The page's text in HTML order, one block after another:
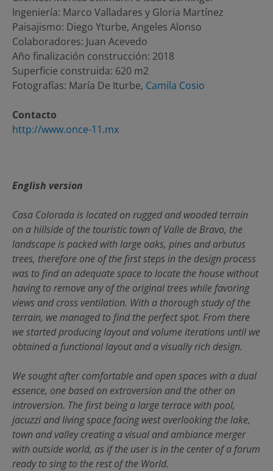
Ingeniería: Marco Valladares y Gloria Martínez
Paisajismo: Diego Yturbe, Angeles Alonso
Colaboradores: Juan Acevedo
Año finalización construcción: 2018
Superficie construida: 620 m2
Fotografías: María De Iturbe, Camila Cosio
Contacto
http://www.once-11.mx
English version
Casa Colorada is located on rugged and wooded terrain
on a hillside of the touristic town of Valle de Bravo, the
landscape is packed with large oaks, pines and arbutus
trees, therefore one of the first steps in the design process
was to find an adequate space to locate the house without
having to remove any of the original trees while favoring
views and cross ventilation. With a thorough study of the
terrain, we managed to find the perfect spot. From there
we started producing layout and volume iterations until we
obtained a functional layout and a visually rich design.
We sought after comfortable and open spaces with a dual
essence, one based on extroversion and the other on
introversion. The first being a large terrace with pool,
jacuzzi and living space facing west overlooking the lake,
town and valley creating a visual and ambiance merger
with outside world, as if the user is in the center of a forum
ready to sing to the rest of the World.